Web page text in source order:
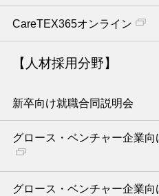
CareTEX365オンライン
【人材採用分野】
新卒向け就職合同説明会
グロース・ベンチャー企業向
グロース・ベンチャー企業向